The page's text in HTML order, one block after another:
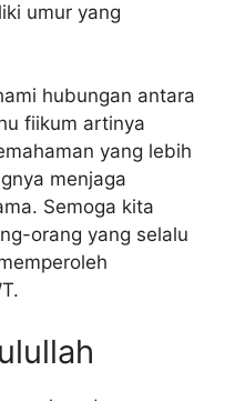
umur yang
hubungan antara
fiikum artinya
yang lebih
menjaga
Semoga kita
orang yang selalu